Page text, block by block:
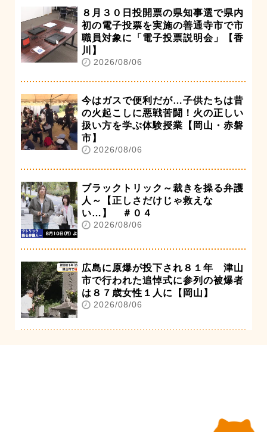
８月３０日投開票の県知事選で県内
初の電子投票を実施の善通寺市で市
職員対象に「電子投票説明会」【香
川】
2026/08/06
今はガスで便利だが…子供たちは昔
の火起こしに悪戦苦闘！火の正しい
扱い方を学ぶ体験授業【岡山・赤磐
市】
2026/08/06
ブラックトリック～裁きを操る弁護
人～【正しさだけじゃ救えな
い…】 ＃０４
2026/08/06
広島に原爆が投下され８１年 津山
市で行われた追悼式に参列の被爆者
は８７歳女性１人に【岡山】
2026/08/06